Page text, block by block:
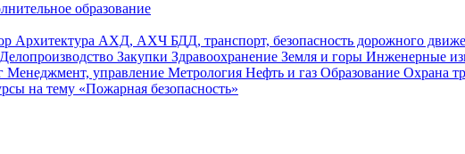
образование
Архитектура АХД, АХЧ БДД, транспорт, безопасность дорожного
Делопроизводство Закупки Здравоохранение Земля и горы Инженерные
Менеджмент, управление Метрология Нефть и газ Образование Охрана
на тему «Пожарная безопасность»